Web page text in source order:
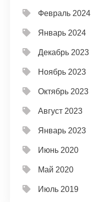
Февраль 2024
Январь 2024
Декабрь 2023
Ноябрь 2023
Октябрь 2023
Август 2023
Январь 2023
Июнь 2020
Май 2020
Июль 2019